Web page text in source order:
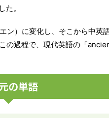
。
）に変化し、そこから中英
の過程で、現代英語の「
の単語